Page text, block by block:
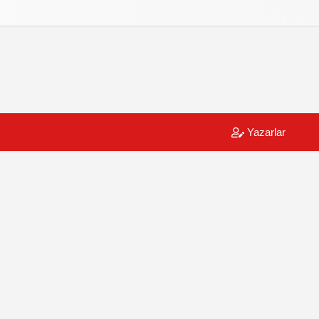
Yazarlar